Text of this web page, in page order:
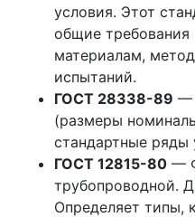
условия. Этот
общие требования
материалам,
испытаний.
ГОСТ 28338-89 —
(размеры
стандартные ряды
ГОСТ 12815-80 —
трубопроводной.
Определяет типы,